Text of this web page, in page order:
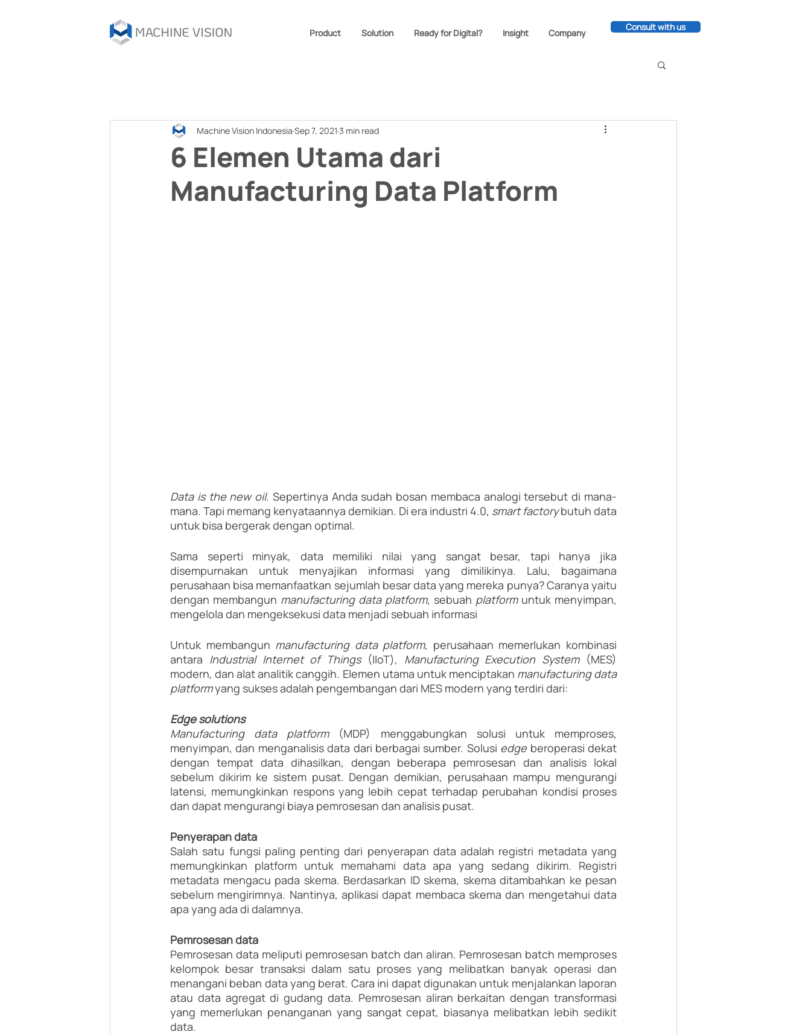
Product Solution Ready for Digital? Insight Company
Consult with us
6 Elemen Utama dari
Manufacturing Data Platform
Machine Vision Indonesia Sep 7, 2021 3 min read
Data is the new oil. Sepertinya Anda sudah bosan membaca analogi tersebut di mana-
mana. Tapi memang kenyataannya demikian. Di era industri 4.0, smart factory butuh data
untuk bisa bergerak dengan optimal.
Sama seperti minyak, data memiliki nilai yang sangat besar, tapi hanya jika
disempurnakan untuk menyajikan informasi yang dimilikinya. Lalu, bagaimana
perusahaan bisa memanfaatkan sejumlah besar data yang mereka punya? Caranya yaitu
dengan membangun manufacturing data platform, sebuah platform untuk menyimpan,
mengelola dan mengeksekusi data menjadi sebuah informasi
Untuk membangun manufacturing data platform, perusahaan memerlukan kombinasi
antara Industrial Internet of Things (IIoT), Manufacturing Execution System (MES)
modern, dan alat analitik canggih. Elemen utama untuk menciptakan manufacturing data
platform yang sukses adalah pengembangan dari MES modern yang terdiri dari:
Edge solutions
Manufacturing data platform (MDP) menggabungkan solusi untuk memproses,
menyimpan, dan menganalisis data dari berbagai sumber. Solusi edge beroperasi dekat
dengan tempat data dihasilkan, dengan beberapa pemrosesan dan analisis lokal
sebelum dikirim ke sistem pusat. Dengan demikian, perusahaan mampu mengurangi
latensi, memungkinkan respons yang lebih cepat terhadap perubahan kondisi proses
dan dapat mengurangi biaya pemrosesan dan analisis pusat.
Penyerapan data
Salah satu fungsi paling penting dari penyerapan data adalah registri metadata yang
memungkinkan platform untuk memahami data apa yang sedang dikirim. Registri
metadata mengacu pada skema. Berdasarkan ID skema, skema ditambahkan ke pesan
sebelum mengirimnya. Nantinya, aplikasi dapat membaca skema dan mengetahui data
apa yang ada di dalamnya.
Pemrosesan data
Pemrosesan data meliputi pemrosesan batch dan aliran. Pemrosesan batch memproses
kelompok besar transaksi dalam satu proses yang melibatkan banyak operasi dan
menangani beban data yang berat. Cara ini dapat digunakan untuk menjalankan laporan
atau data agregat di gudang data. Pemrosesan aliran berkaitan dengan transformasi
yang memerlukan penanganan yang sangat cepat, biasanya melibatkan lebih sedikit
data.